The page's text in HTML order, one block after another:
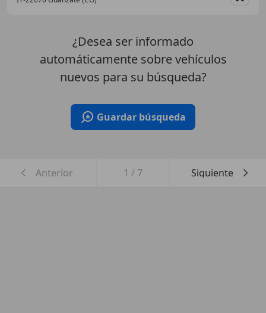
¿Desea ser informado
automáticamente sobre vehículos
nuevos para su búsqueda?
Guardar búsqueda
Anterior 1 / 7 Siguiente